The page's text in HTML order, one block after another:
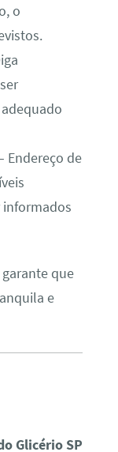
o
Endereço de
informados
que
e
Glicério SP